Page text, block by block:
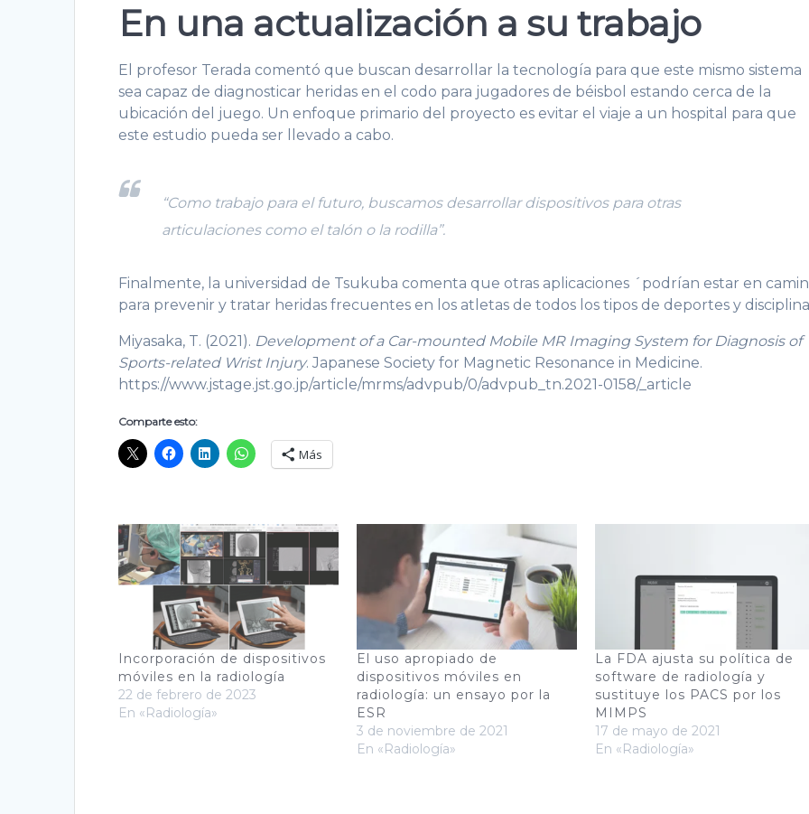
En una actualización a su trabajo
El profesor Terada comentó que buscan desarrollar la tecnología para que este mismo sistema
sea capaz de diagnosticar heridas en el codo para jugadores de béisbol estando cerca de la
ubicación del juego. Un enfoque primario del proyecto es evitar el viaje a un hospital para que
este estudio pueda ser llevado a cabo.
“Como trabajo para el futuro, buscamos desarrollar dispositivos para otras
articulaciones como el talón o la rodilla”.
Finalmente, la universidad de Tsukuba comenta que otras aplicaciones ´podrían estar en
para prevenir y tratar heridas frecuentes en los atletas de todos los tipos de deportes y
Miyasaka, T. (2021). Development of a Car-mounted Mobile MR Imaging System for Diagnosis of
Sports-related Wrist Injury. Japanese Society for Magnetic Resonance in Medicine.
https://www.jstage.jst.go.jp/article/mrms/advpub/0/advpub_tn.2021-0158/_article
Comparte esto:
Más
Incorporación de dispositivos
móviles en la radiología
22 de febrero de 2023
En «Radiología»
El uso apropiado de
dispositivos móviles en
radiología: un ensayo por la
ESR
3 de noviembre de 2021
En «Radiología»
La FDA ajusta su política de
software de radiología y
sustituye los PACS por los
MIMPS
17 de mayo de 2021
En «Radiología»